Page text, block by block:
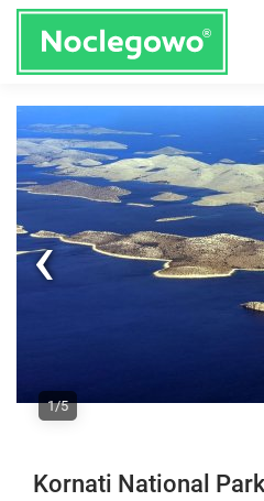
1/5
Kornati National Park